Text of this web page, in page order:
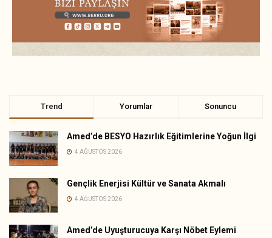
Trend Yorumlar Sonuncu
Amed’de BESYO Hazırlık Eğitimlerine Yoğun İlgi
4 AĞUSTOS 2026
Gençlik Enerjisi Kültür ve Sanata Akmalı
4 AĞUSTOS 2026
Amed’de Uyuşturucuya Karşı Nöbet Eylemi